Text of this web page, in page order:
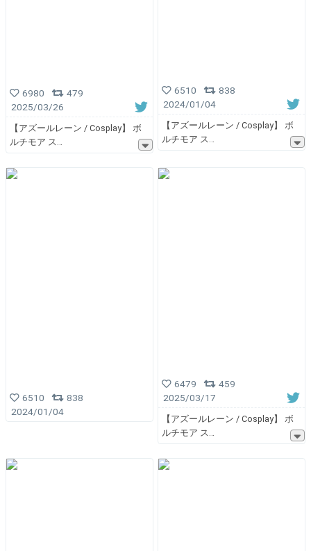
6980
479
2025/03/26
【アズールレーン / Cosplay】 ボ
ルチモア ス
6510
838
2024/01/04
【アズールレーン / Cosplay】 ボ
ルチモア ス
6510
838
2024/01/04
6479
459
2025/03/17
【アズールレーン / Cosplay】 ボ
ルチモア ス